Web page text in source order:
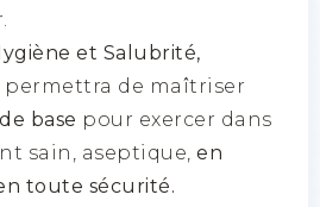
et Salubrité,
de maîtriser
base pour exercer dans
sain, aseptique, en
toute sécurité.